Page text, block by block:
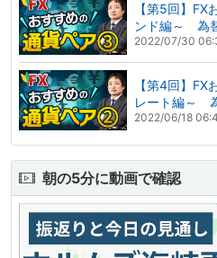
【第5回】
ンド編～ 為
2022/07/30
【第4回】
レート編～
2022/06/18
朝の5分に動画で確認